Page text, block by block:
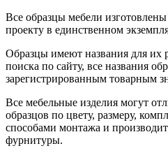
Все образцы мебели
проекту в единственном
Образцы имеют названия для их
поиска по сайту, все названия
зарегистрированным товарным
Все мебельные изделия могут
образцов по цвету, размеру,
способами монтажа и
фурнитуры.